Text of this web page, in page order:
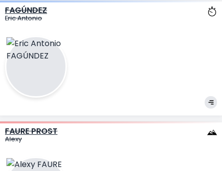
FAGÚNDEZ
Eric Antonio
FAURE PROST
Alexy